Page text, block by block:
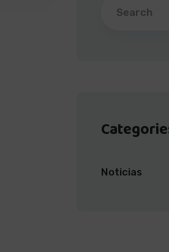
Noticias